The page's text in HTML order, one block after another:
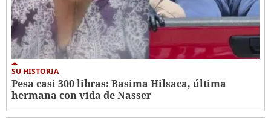
SU HISTORIA
Pesa casi 300 libras: Basima Hilsaca, última
hermana con vida de Nasser